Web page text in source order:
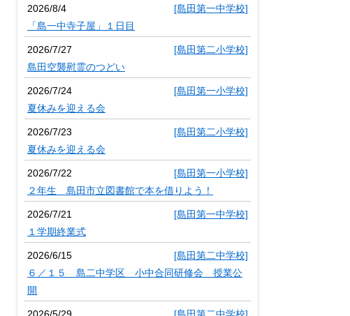
2026/8/4
[島田第一中学校]
「島一中寺子屋」１日目
2026/7/27
[島田第二小学校]
島田空襲慰霊のつどい
2026/7/24
[島田第一小学校]
夏休みを迎える会
2026/7/23
[島田第二小学校]
夏休みを迎える会
2026/7/22
[島田第一小学校]
２年生 島田市立図書館で本を借りよう！
2026/7/21
[島田第一中学校]
１学期終業式
2026/6/15
[島田第二中学校]
６／１５ 島二中学区 小中合同研修会 授業公
開
2026/5/29
[島田第二中学校]